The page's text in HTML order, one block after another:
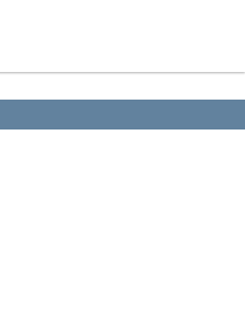
R. Meyburg